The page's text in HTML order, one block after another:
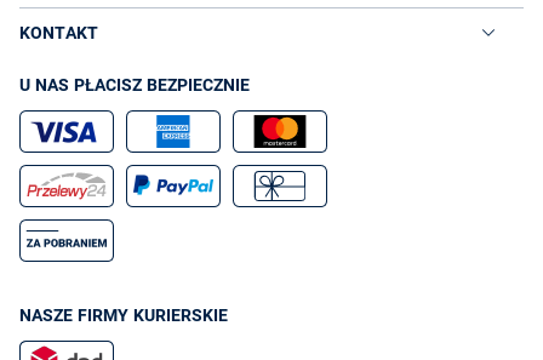
KONTAKT
U NAS PŁACISZ BEZPIECZNIE
NASZE FIRMY KURIERSKIE